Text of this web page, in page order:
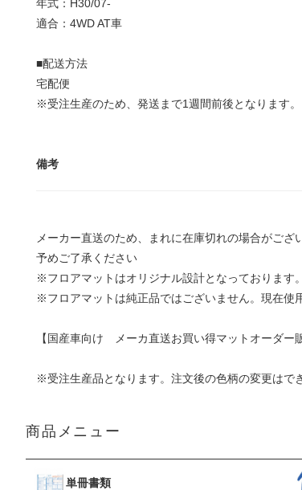
年式：H30/07-
適合：4WD AT車
■配送方法
宅配便
※受注生産のため、発送まで1週間前後となります。
備考
メーカー直送のため、まれに在庫切れの場合がござ
予めご了承ください
※フロアマットはオリジナル設計となっております。
※フロアマットは純正品ではございません。現在使
【国産車向け メーカ直送お買い得マットオーダー
※受注生産品となります。注文後の色柄の変更はで
商品メニュー
単冊書類